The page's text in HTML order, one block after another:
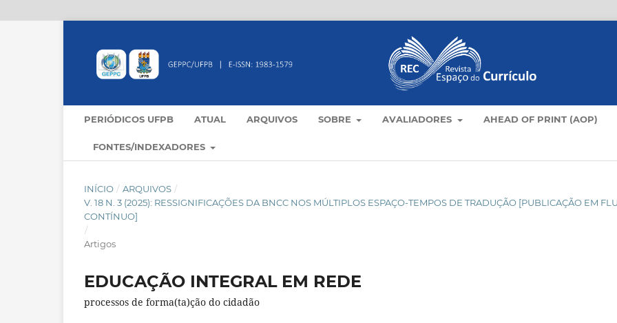
PERIÓDICOS UFPB ATUAL ARQUIVOS SOBRE AVALIADORES AHEAD OF PRINT (AOP)
FONTES/INDEXADORES
INÍCIO / ARQUIVOS /
V. 18 N. 3 (2025): RESSIGNIFICAÇÕES DA BNCC NOS MÚLTIPLOS ESPAÇO-TEMPOS DE TRADUÇÃO [PUBLICAÇÃO EM
CONTÍNUO]
/
Artigos
EDUCAÇÃO INTEGRAL EM REDE
processos de forma(ta)ção do cidadão